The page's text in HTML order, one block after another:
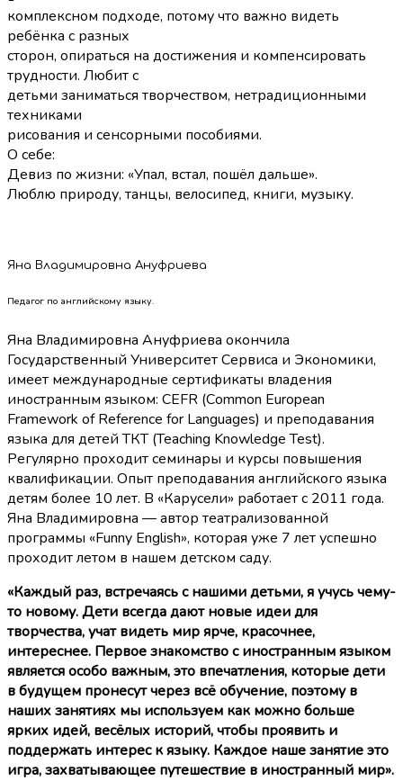
комплексном подходе, потому что важно видеть
ребёнка с разных
сторон, опираться на достижения и компенсировать
трудности. Любит с
детьми заниматься творчеством, нетрадиционными
техниками
рисования и сенсорными пособиями.
О себе:
Девиз по жизни: «Упал, встал, пошёл дальше».
Люблю природу, танцы, велосипед, книги, музыку.
Яна Владимировна Ануфриева
Педагог по английскому языку.
Яна Владимировна Ануфриева окончила
Государственный Университет Сервиса и Экономики,
имеет международные сертификаты владения
иностранным языком: СEFR (Сommon European
Framework of Reference for Languages) и преподавания
языка для детей ТКТ (Teaching Knowledge Test).
Регулярно проходит семинары и курсы повышения
квалификации. Опыт преподавания английского языка
детям более 10 лет. В «Карусели» работает с 2011 года.
Яна Владимировна — автор театрализованной
программы «Funny English», которая уже 7 лет успешно
проходит летом в нашем детском саду.
«Каждый раз, встречаясь с нашими детьми, я учусь чему-
то новому. Дети всегда дают новые идеи для
творчества, учат видеть мир ярче, красочнее,
интереснее. Первое знакомство с иностранным языком
является особо важным, это впечатления, которые дети
в будущем пронесут через всё обучение, поэтому в
наших занятиях мы используем как можно больше
ярких идей, весёлых историй, чтобы проявить и
поддержать интерес к языку. Каждое наше занятие это
игра, захватывающее путешествие в иностранный мир».